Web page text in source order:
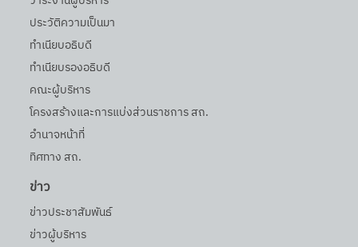
ประวัติความเป็นมา
ทำเนียบอธิบดี
ทำเนียบรองอธิบดี
คณะผู้บริหาร
โครงสร้างและการแบ่งส่วนราชการ สถ.
อำนาจหน้าที่
ทิศทาง สถ.
ข่าว
ข่าวประชาสัมพันธ์
ข่าวผู้บริหาร